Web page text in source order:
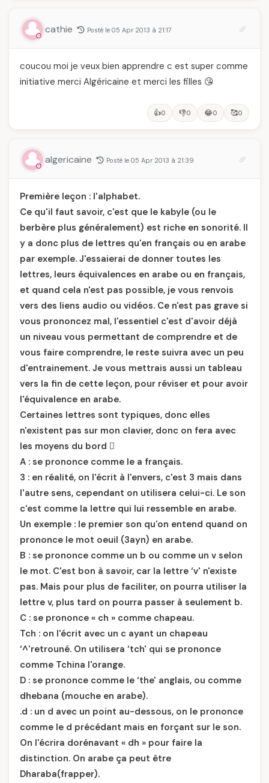
cathie Posté le 05 Apr 2013 à 21:17
coucou moi je veux bien apprendre c est super comme
initiative merci Algéricaine et merci les filles 😘
👍0 👎0 😂0 🥰0
algericaine Posté le 05 Apr 2013 à 21:39
Première leçon : l'alphabet.
Ce qu'il faut savoir, c'est que le kabyle (ou le
berbère plus généralement) est riche en sonorité. Il
y a donc plus de lettres qu'en français ou en arabe
par exemple. J'essaierai de donner toutes les
lettres, leurs équivalences en arabe ou en français,
et quand cela n'est pas possible, je vous renvois
vers des liens audio ou vidéos. Ce n'est pas grave si
vous prononcez mal, l'essentiel c'est d'avoir déjà
un niveau vous permettant de comprendre et de
vous faire comprendre, le reste suivra avec un peu
d'entrainement. Je vous mettrais aussi un tableau
vers la fin de cette leçon, pour réviser et pour avoir
l'équivalence en arabe.
Certaines lettres sont typiques, donc elles
n'existent pas sur mon clavier, donc on fera avec
les moyens du bord 
A : se prononce comme le a français.
3 : en réalité, on l'écrit à l'envers, c'est 3 mais dans
l'autre sens, cependant on utilisera celui-ci. Le son
c'est comme la lettre qui lui ressemble en arabe.
Un exemple : le premier son qu'on entend quand on
prononce le mot oeuil (3ayn) en arabe.
B : se prononce comme un b ou comme un v selon
le mot. C'est bon à savoir, car la lettre ‘v' n'existe
pas. Mais pour plus de faciliter, on pourra utiliser la
lettre v, plus tard on pourra passer à seulement b.
C : se prononce « ch » comme chapeau.
Tch : on l'écrit avec un c ayant un chapeau
‘^'retrouné. On utilisera ‘tch' qui se prononce
comme Tchina l'orange.
D : se prononce comme le ‘the' anglais, ou comme
dhebana (mouche en arabe).
.d : un d avec un point au-dessous, on le prononce
comme le d précédant mais en forçant sur le son.
On l'écrira dorénavant « dh » pour faire la
distinction. On arabe ça peut être
Dharaba(frapper).